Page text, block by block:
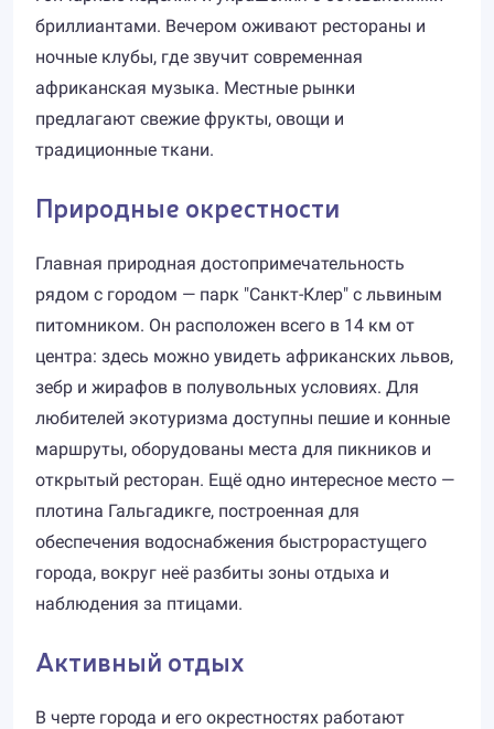
бриллиантами. Вечером оживают рестораны и
ночные клубы, где звучит современная
африканская музыка. Местные рынки
предлагают свежие фрукты, овощи и
традиционные ткани.
Природные окрестности
Главная природная достопримечательность
рядом с городом — парк "Санкт-Клер" с львиным
питомником. Он расположен всего в 14 км от
центра: здесь можно увидеть африканских львов,
зебр и жирафов в полувольных условиях. Для
любителей экотуризма доступны пешие и конные
маршруты, оборудованы места для пикников и
открытый ресторан. Ещё одно интересное место —
плотина Гальгадикге, построенная для
обеспечения водоснабжения быстрорастущего
города, вокруг неё разбиты зоны отдыха и
наблюдения за птицами.
Активный отдых
В черте города и его окрестностях работают